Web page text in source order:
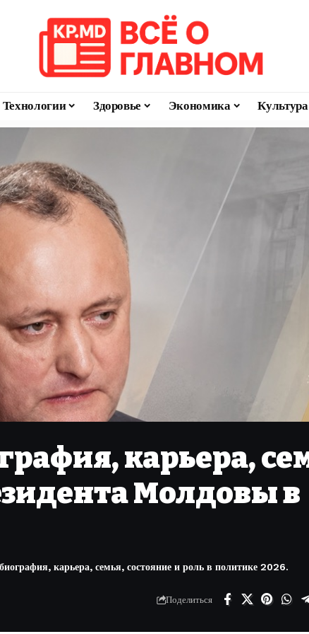
Технологии Здоровье Экономика Культура
карьера,
Молдовы в
карьера, семья, состояние и роль в политике 2026.
Поделиться